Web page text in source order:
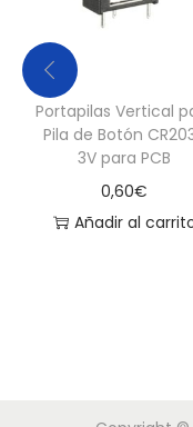
Portapilas Vertical
Pila de Botón
3V para PCB
0,60€
Añadir al